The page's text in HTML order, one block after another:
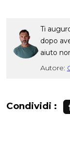
Ti
dopo
aiuto
Autore:
Condividi :